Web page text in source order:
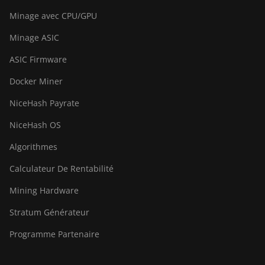
Minage avec CPU/GPU
Minage ASIC
ASIC Firmware
Docker Miner
NiceHash Payrate
NiceHash OS
Algorithmes
Calculateur De Rentabilité
Mining Hardware
Stratum Générateur
Programme Partenaire